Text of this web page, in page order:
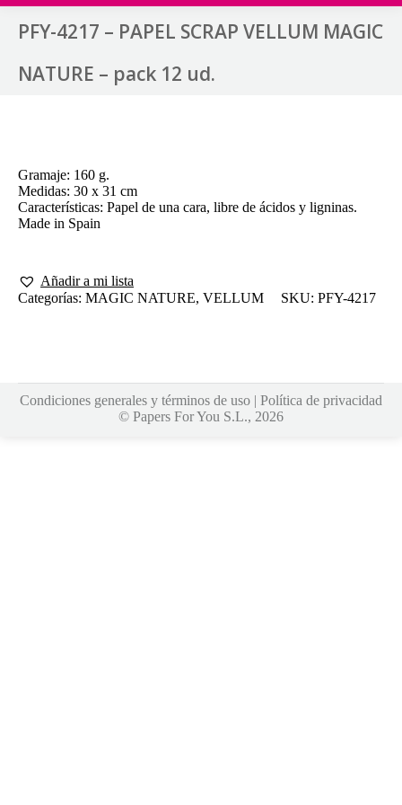
PFY-4217 – PAPEL SCRAP VELLUM MAGIC
NATURE – pack 12 ud.
Gramaje: 160 g.
Medidas: 30 x 31 cm
Características: Papel de una cara, libre de ácidos y ligninas.
Made in Spain
Añadir a mi lista
Categorías: MAGIC NATURE, VELLUM SKU: PFY-4217
Condiciones generales y términos de uso | Política de privacidad
© Papers For You S.L., 2026